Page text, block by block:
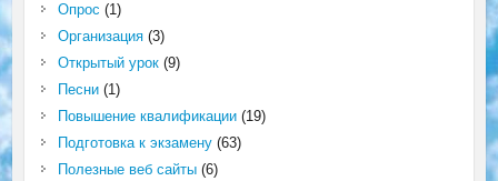
Опрос (1)
Организация(3)
Открытый урок(9)
Песни(1)
Повышение квалификации(19)
Подготовка к экзамену(63)
Полезные веб сайты(6)